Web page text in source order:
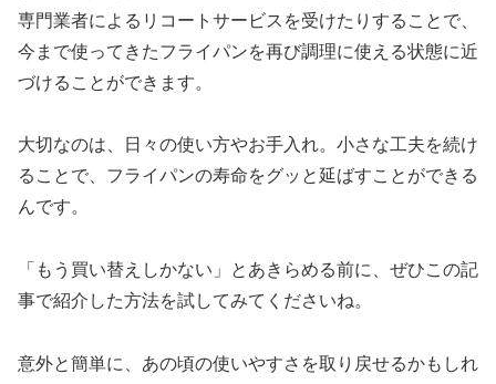
専門業者によるリコートサービスを受けたりすることで、
今まで使ってきたフライパンを再び調理に使える状態に近
づけることができます。
大切なのは、日々の使い方やお手入れ。小さな工夫を続け
ることで、フライパンの寿命をグッと延ばすことができる
んです。
「もう買い替えしかない」とあきらめる前に、ぜひこの記
事で紹介した方法を試してみてくださいね。
意外と簡単に、あの頃の使いやすさを取り戻せるかもしれ